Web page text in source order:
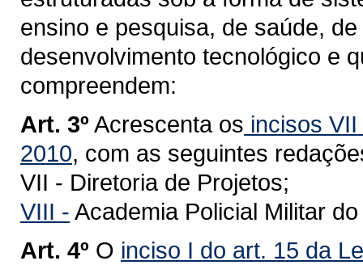
ensino e pesquisa, de saúde,
desenvolvimento tecnológico e
compreendem:
Art. 3º Acrescenta os incisos
2010, com as seguintes
VII - Diretoria de Projetos;
VIII - Academia Policial Militar
Art. 4º O inciso I do art. 15 da